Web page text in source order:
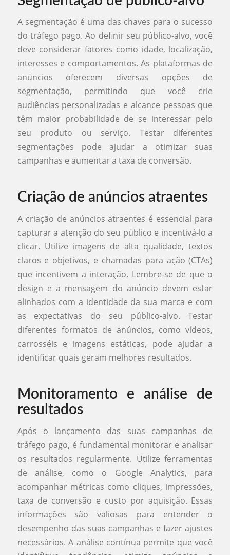
A segmentação é uma das chaves para o sucesso
do tráfego pago. Ao definir seu público-alvo, você
deve considerar fatores como idade, localização,
interesses e comportamentos. As plataformas de
anúncios oferecem diversas opções de
segmentação, permitindo que você crie
audiências personalizadas e alcance pessoas que
têm maior probabilidade de se interessar pelo
seu produto ou serviço. Testar diferentes
segmentações pode ajudar a otimizar suas
campanhas e aumentar a taxa de conversão.
Criação de anúncios atraentes
A criação de anúncios atraentes é essencial para
capturar a atenção do seu público e incentivá-lo a
clicar. Utilize imagens de alta qualidade, textos
claros e objetivos, e chamadas para ação (CTAs)
que incentivem a interação. Lembre-se de que o
design e a mensagem do anúncio devem estar
alinhados com a identidade da sua marca e com
as expectativas do seu público-alvo. Testar
diferentes formatos de anúncios, como vídeos,
carrosséis e imagens estáticas, pode ajudar a
identificar quais geram melhores resultados.
Monitoramento e análise de
resultados
Após o lançamento das suas campanhas de
tráfego pago, é fundamental monitorar e analisar
os resultados regularmente. Utilize ferramentas
de análise, como o Google Analytics, para
acompanhar métricas como cliques, impressões,
taxa de conversão e custo por aquisição. Essas
informações são valiosas para entender o
desempenho das suas campanhas e fazer ajustes
necessários. A análise contínua permite que você